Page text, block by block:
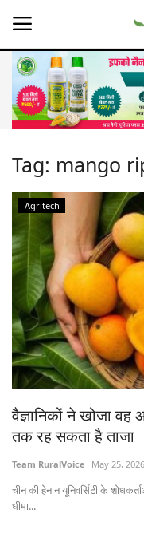
Home
About Us
Leadership Profiles
Opinion
Politics
Magazine
States
Events
Agribusiness
Agritech
Tag: mango
Agritech
वैज्ञानिकों ने खोजा
तक रह सकता है ताजा
Team RuralVoice May 25, 2026
चीन की हेनान यूनिवर्सिटी के
धीमा...